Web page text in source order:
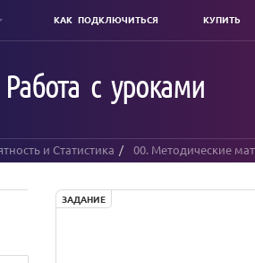
КАК ПОДКЛЮЧИТЬСЯ КУПИТЬ
с уроками
и Статистика 00. Методические
ЗАДАНИЕ